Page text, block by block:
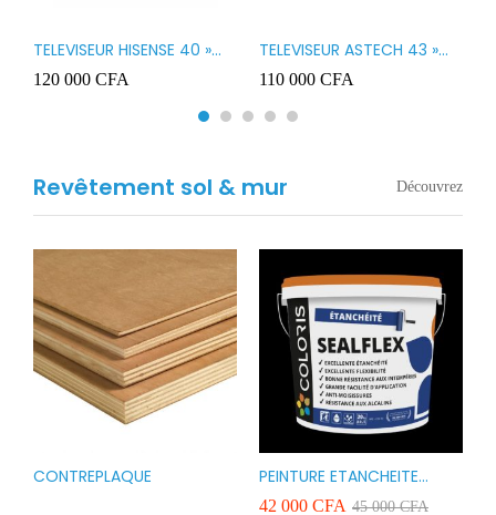
TELEVISEUR HISENSE 40 »
LED SMART VIDAA 40A4K
120 000 CFA
TELEVISEUR ASTECH 43 »
LED 43OD15
110 000 CFA
Revêtement sol & mur Découvrez
CONTREPLAQUE
PEINTURE ETANCHEITE
COLORIS SEAFLEX 20KG
42 000 CFA 45 000CFA